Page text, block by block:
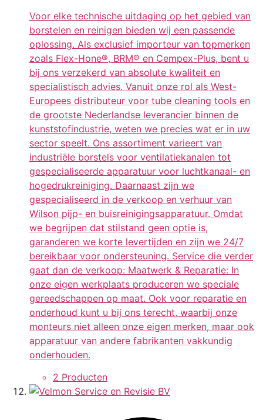
Voor elke technische uitdaging op het gebied van
borstelen en reinigen bieden wij een passende
oplossing. Als exclusief importeur van topmerken
zoals Flex-Hone®, BRM® en Cempex-Plus, bent u
bij ons verzekerd van absolute kwaliteit en
specialistisch advies. Vanuit onze rol als West-
Europees distributeur voor tube cleaning tools en
de grootste Nederlandse leverancier binnen de
kunststofindustrie, weten we precies wat er in uw
sector speelt. Ons assortiment varieert van
industriële borstels voor ventilatiekanalen tot
gespecialiseerde apparatuur voor luchtkanaal- en
hogedrukreiniging. Daarnaast zijn we
gespecialiseerd in de verkoop en verhuur van
Wilson pijp- en buisreinigingsapparatuur. Omdat
we begrijpen dat stilstand geen optie is,
garanderen we korte levertijden en zijn we 24/7
bereikbaar voor ondersteuning. Service die verder
gaat dan de verkoop: Maatwerk & Reparatie: In
onze eigen werkplaats produceren we speciale
gereedschappen op maat. Ook voor reparatie en
onderhoud kunt u bij ons terecht, waarbij onze
monteurs niet alleen onze eigen merken, maar ook
apparatuur van andere fabrikanten vakkundig
onderhouden.
2 Producten